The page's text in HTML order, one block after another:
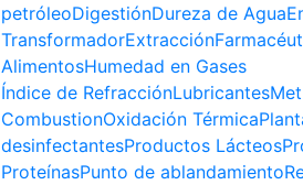
petróleoDigestiónDureza de Agua
TransformadorExtracción
AlimentosHumedad en Gases
Índice de RefracciónLubricantes
CombustionOxidación Térmica
desinfectantesProductos Lácteos
ProteínasPunto de ablandamiento